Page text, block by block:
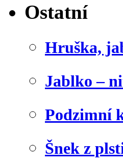
Ostatní
Hruška,
Jablko –
Podzimní
Šnek z